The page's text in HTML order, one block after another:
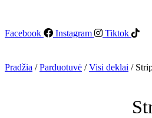
Facebook Instagram Tiktok
Pradžia /Parduotuvė /Visi deklai /